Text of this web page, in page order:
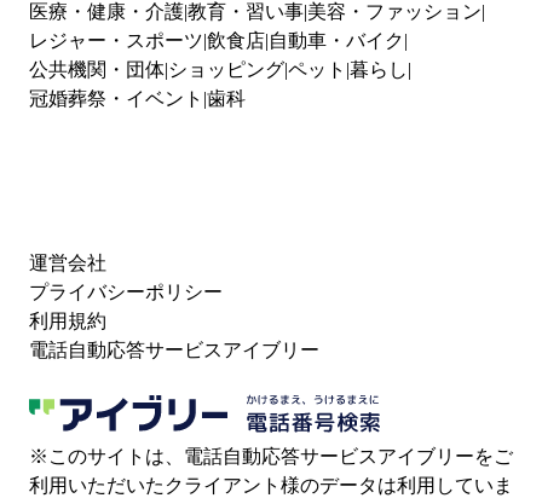
医療・健康・介護教育・習い事 美容・ファッション
レジャー・スポーツ 飲食店 自動車・バイク
公共機関・団体 ショッピングペット 暮らし
冠婚葬祭・イベント 歯科
運営会社
プライバシーポリシー
利用規約
電話自動応答サービスアイブリー
※このサイトは、電話自動応答サービスアイブリーをご
利用いただいたクライアント様のデータは利用していま